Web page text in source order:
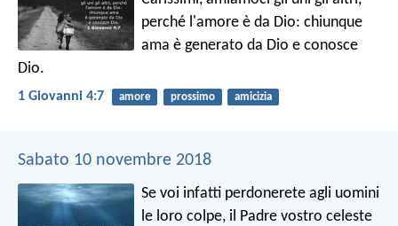
perché l'amore è da Dio: chiunque
ama è generato da Dio e conosce
Dio.
1 Giovanni 4:7 amore prossimo amicizia
Sabato 10 novembre 2018
Se voi infatti perdonerete agli uomini
le loro colpe, il Padre vostro celeste